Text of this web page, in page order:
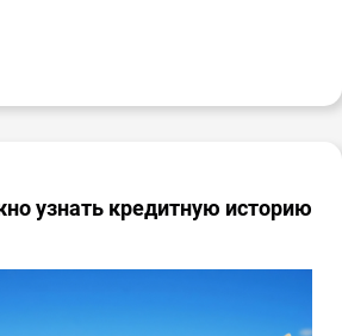
узнать кредитную историю